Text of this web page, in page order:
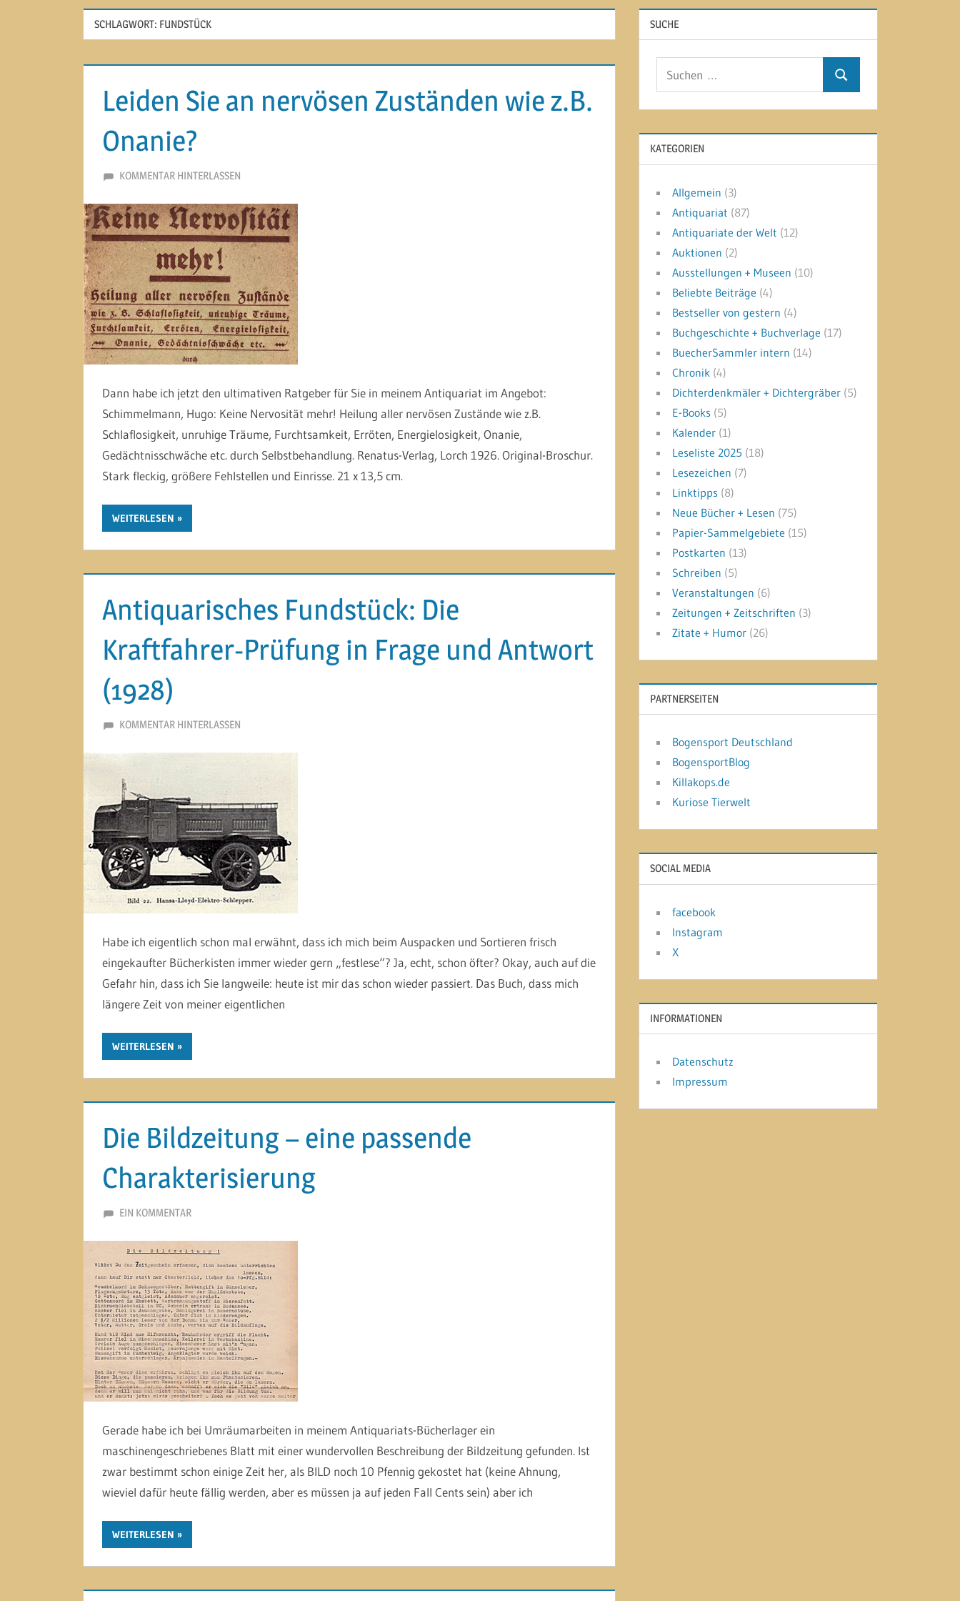
SCHLAGWORT: FUNDSTÜCK
Leiden Sie an nervösen Zuständen wie z.B.
Onanie?
24. SEPTEMBER 2014
MARTINA BERG
KOMMENTAR HINTERLASSEN
Dann habe ich jetzt den ultimativen Ratgeber für Sie in meinem Antiquariat im Angebot:
Schimmelmann, Hugo: Keine Nervosität mehr! Heilung aller nervösen Zustände wie z.B.
Schlaflosigkeit, unruhige Träume, Furchtsamkeit, Erröten, Energielosigkeit, Onanie,
Gedächtnisschwäche etc. durch Selbstbehandlung. Renatus-Verlag, Lorch 1926. Original-Broschur.
Stark fleckig, größere Fehlstellen und Einrisse. 21 x 13,5 cm.
WEITERLESEN
Antiquarisches Fundstück: Die
Kraftfahrer-Prüfung in Frage und Antwort
(1928)
2. MAI 2014
MARTINA BERG
KOMMENTAR HINTERLASSEN
Habe ich eigentlich schon mal erwähnt, dass ich mich beim Auspacken und Sortieren frisch
eingekaufter Bücherkisten immer wieder gern „festlese“? Ja, echt, schon öfter? Okay, auch auf die
Gefahr hin, dass ich Sie langweile: heute ist mir das schon wieder passiert. Das Buch, dass mich
längere Zeit von meiner eigentlichen
WEITERLESEN
Die Bildzeitung – eine passende
Charakterisierung
8. DEZEMBER 2013
MARTINA BERG
EIN KOMMENTAR
Gerade habe ich bei Umräumarbeiten in meinem Antiquariats-Bücherlager ein
maschinengeschriebenes Blatt mit einer wundervollen Beschreibung der Bildzeitung gefunden. Ist
zwar bestimmt schon einige Zeit her, als BILD noch 10 Pfennig gekostet hat (keine Ahnung,
wieviel dafür heute fällig werden, aber es müssen ja auf jeden Fall Cents sein) aber ich
WEITERLESEN
SUCHE
Suchen
KATEGORIEN
Allgemein (3)
Antiquariat (87)
Antiquariate der Welt (12)
Auktionen (2)
Ausstellungen + Museen (10)
Beliebte Beiträge (4)
Bestseller von gestern (4)
Buchgeschichte + Buchverlage (17)
BuecherSammler intern (14)
Chronik (4)
Dichterdenkmäler + Dichtergräber (5)
E-Books (5)
Kalender (1)
Leseliste 2025 (18)
Lesezeichen (7)
Linktipps (8)
Neue Bücher + Lesen (75)
Papier-Sammelgebiete (15)
Postkarten (13)
Schreiben (5)
Veranstaltungen (6)
Zeitungen + Zeitschriften (3)
Zitate + Humor (26)
PARTNERSEITEN
Bogensport Deutschland
BogensportBlog
Killakops.de
Kuriose Tierwelt
SOCIAL MEDIA
facebook
Instagram
X
INFORMATIONEN
Datenschutz
Impressum